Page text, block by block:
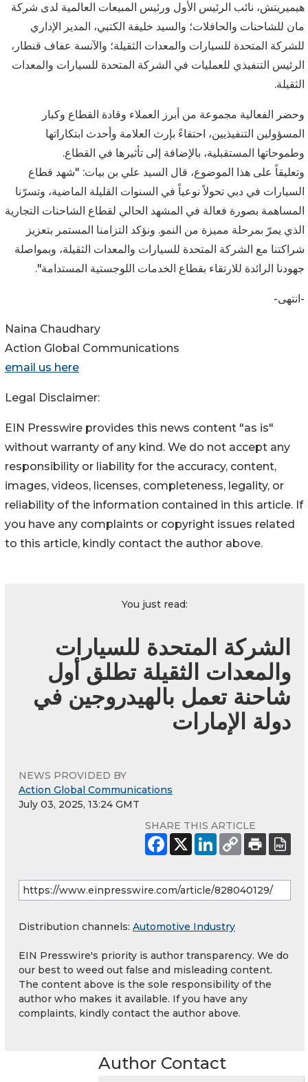
هيميريتش، نائب الرئيس الأول ورئيس المبيعات العالمية لدى شركة
مان للشاحنات والحافلات؛ والسيد خليفة الكتبي، المدير الإداري
للشركة المتحدة للسيارات والمعدات الثقيلة؛ والآنسة عفاف قنطار،
الرئيس التنفيذي للعمليات في الشركة المتحدة للسيارات والمعدات
الثقيلة.
وحضر الفعالية مجموعة من أبرز العملاء وقادة القطاع وكبار
المسؤولين التنفيذيين، احتفاءً بإرث العلامة وأحدث ابتكاراتها
وطموحاتها المستقبلية، بالإضافة إلى تأثيرها في القطاع.
وتعليقاً على هذا الموضوع، قال السيد علي بن بيات: "شهد قطاع
السيارات في دبي تحولاً نوعياً في السنوات القليلة الماضية، وتسرّنا
المساهمة بصورة فعالة في المشهد الحالي لقطاع الشاحنات التجارية
الذي يمرّ بمرحلة مميزة من النمو. ونؤكد التزامنا المستمر بتعزيز
شراكتنا مع الشركة المتحدة للسيارات والمعدات الثقيلة، وبمواصلة
جهودنا الرائدة للارتقاء بقطاع الخدمات اللوجستية المستدامة".
-انتهى-
Naina Chaudhary
Action Global Communications
email us here
Legal Disclaimer:
EIN Presswire provides this news content "as is"
without warranty of any kind. We do not accept any
responsibility or liability for the accuracy, content,
images, videos, licenses, completeness, legality, or
reliability of the information contained in this article. If
you have any complaints or copyright issues related
to this article, kindly contact the author above.
You just read:
الشركة المتحدة للسيارات
والمعدات الثقيلة تطلق أول
شاحنة تعمل بالهيدروجين في
دولة الإمارات
NEWS PROVIDED BY
Action Global Communications
July 03, 2025, 13:24 GMT
SHARE THIS ARTICLE
Distribution channels: Automotive Industry
EIN Presswire's priority is author transparency. We do
our best to weed out false and misleading content.
The content above is the sole responsibility of the
author who makes it available. If you have any
complaints, kindly contact the author above.
Author Contact